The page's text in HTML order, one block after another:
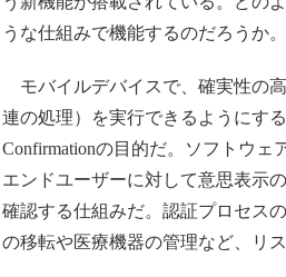
うな仕組みで機能するのだろうか。
モバイルデバイスで、確実性の
連の処理）を実行できるようにす
Confirmationの目的だ。ソフトウ
エンドユーザーに対して意思表示
確認する仕組みだ。認証プロセス
の移転や医療機器の管理など、リ